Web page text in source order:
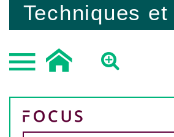
Techniques